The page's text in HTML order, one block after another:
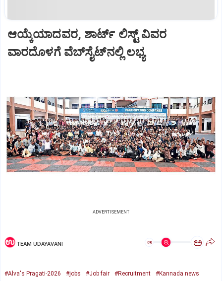
ಆಯ್ಕೆಯಾದವರ, ಶಾರ್ಟ್‌ ಲಿಸ್ಟ್‌ ವಿವರ
ವಾರದೊಳಗೆ ವೆಬ್‌ಸೈಟ್‌ನಲ್ಲಿ ಲಭ್ಯ
ADVERTISEMENT
TEAM UDAYAVANI ಅ ಅ
#Alva's Pragati-2026 #jobs #Job fair #Recruitment #Kannada news